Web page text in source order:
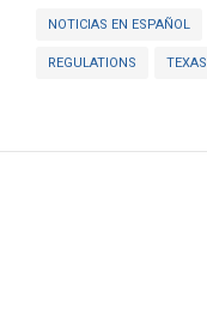
NOTICIAS EN ESPAÑOL
REGULATIONS TEXAS